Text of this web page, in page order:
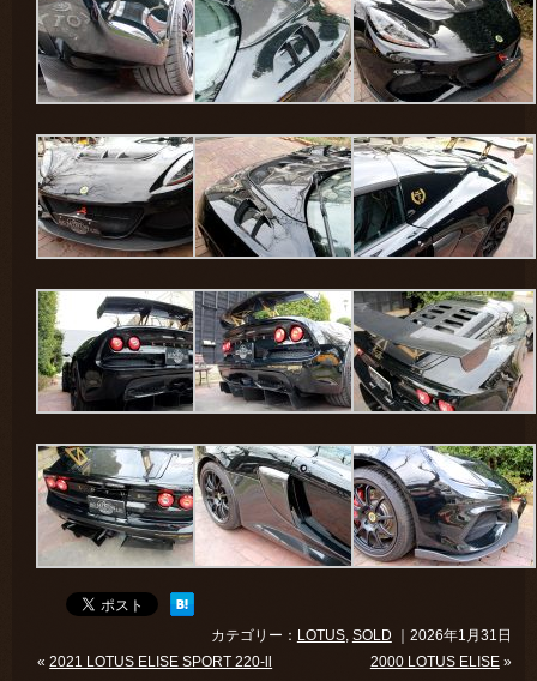
カテゴリー： LOTUS, SOLD ｜2026年1月31日
«2021 LOTUS ELISE SPORT 220-ll 2000 LOTUS ELISE»